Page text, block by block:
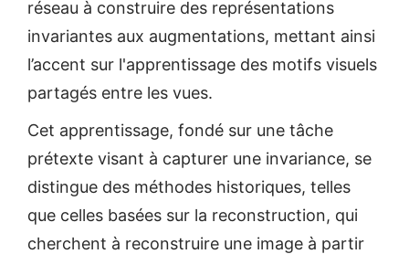
réseau à construire des représentations
invariantes aux augmentations, mettant ainsi
l’accent sur l'apprentissage des motifs visuels
partagés entre les vues.
Cet apprentissage, fondé sur une tâche
prétexte visant à capturer une invariance, se
distingue des méthodes historiques, telles
que celles basées sur la reconstruction, qui
cherchent à reconstruire une image à partir